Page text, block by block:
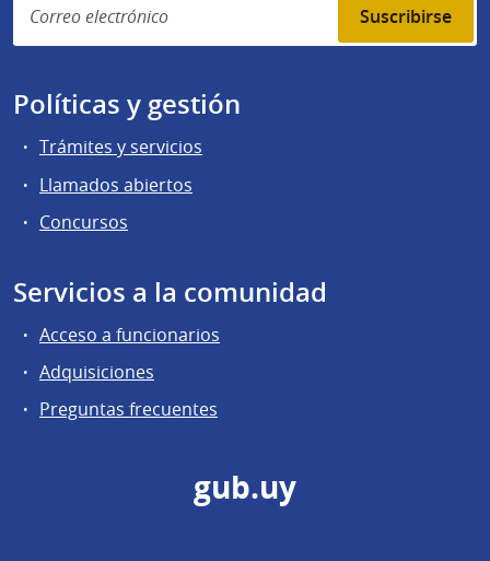
Suscribirse
Políticas y gestión
Trámites y servicios
Llamados abiertos
Concursos
Servicios a la comunidad
Acceso a funcionarios
Adquisiciones
Preguntas frecuentes
gub.uy